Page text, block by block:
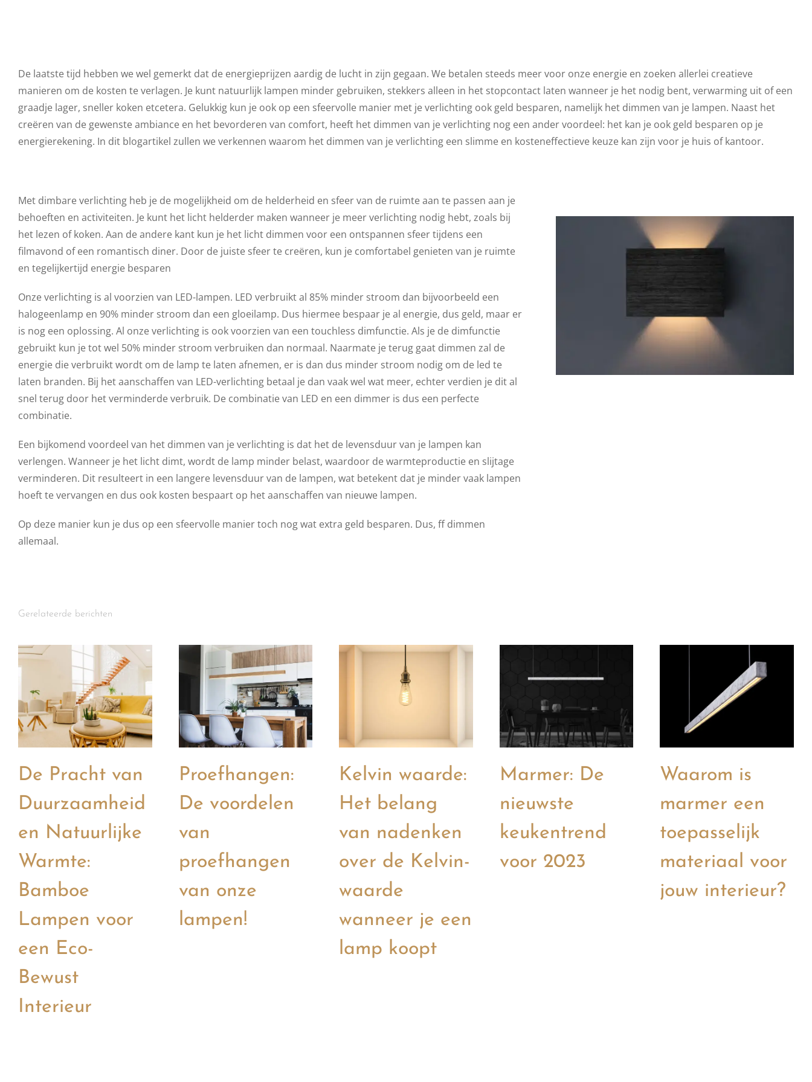
De laatste tijd hebben we wel gemerkt dat de energieprijzen aardig de lucht in zijn gegaan. We betalen steeds meer voor onze energie en zoeken allerlei creatieve
manieren om de kosten te verlagen. Je kunt natuurlijk lampen minder gebruiken, stekkers alleen in het stopcontact laten wanneer je het nodig bent, verwarming uit of een
graadje lager, sneller koken etcetera. Gelukkig kun je ook op een sfeervolle manier met je verlichting ook geld besparen, namelijk het dimmen van je lampen. Naast het
creëren van de gewenste ambiance en het bevorderen van comfort, heeft het dimmen van je verlichting nog een ander voordeel: het kan je ook geld besparen op je
energierekening. In dit blogartikel zullen we verkennen waarom het dimmen van je verlichting een slimme en kosteneffectieve keuze kan zijn voor je huis of kantoor.
Met dimbare verlichting heb je de mogelijkheid om de helderheid en sfeer van de ruimte aan te passen aan je
behoeften en activiteiten. Je kunt het licht helderder maken wanneer je meer verlichting nodig hebt, zoals bij
het lezen of koken. Aan de andere kant kun je het licht dimmen voor een ontspannen sfeer tijdens een
filmavond of een romantisch diner. Door de juiste sfeer te creëren, kun je comfortabel genieten van je ruimte
en tegelijkertijd energie besparen
Onze verlichting is al voorzien van LED-lampen. LED verbruikt al 85% minder stroom dan bijvoorbeeld een
halogeenlamp en 90% minder stroom dan een gloeilamp. Dus hiermee bespaar je al energie, dus geld, maar er
is nog een oplossing. Al onze verlichting is ook voorzien van een touchless dimfunctie. Als je de dimfunctie
gebruikt kun je tot wel 50% minder stroom verbruiken dan normaal. Naarmate je terug gaat dimmen zal de
energie die verbruikt wordt om de lamp te laten afnemen, er is dan dus minder stroom nodig om de led te
laten branden. Bij het aanschaffen van LED-verlichting betaal je dan vaak wel wat meer, echter verdien je dit al
snel terug door het verminderde verbruik. De combinatie van LED en een dimmer is dus een perfecte
combinatie.
Een bijkomend voordeel van het dimmen van je verlichting is dat het de levensduur van je lampen kan
verlengen. Wanneer je het licht dimt, wordt de lamp minder belast, waardoor de warmteproductie en slijtage
verminderen. Dit resulteert in een langere levensduur van de lampen, wat betekent dat je minder vaak lampen
hoeft te vervangen en dus ook kosten bespaart op het aanschaffen van nieuwe lampen.
Op deze manier kun je dus op een sfeervolle manier toch nog wat extra geld besparen. Dus, ff dimmen
allemaal.
Gerelateerde berichten
De Pracht van
Duurzaamheid
en Natuurlijke
Warmte:
Bamboe
Lampen voor
een Eco-
Bewust
Interieur
Proefhangen:
De voordelen
van
proefhangen
van onze
lampen!
Kelvin waarde:
Het belang
van nadenken
over de Kelvin-
waarde
wanneer je een
lamp koopt
Marmer: De
nieuwste
keukentrend
voor 2023
Waarom is
marmer een
toepasselijk
materiaal voor
jouw interieur?